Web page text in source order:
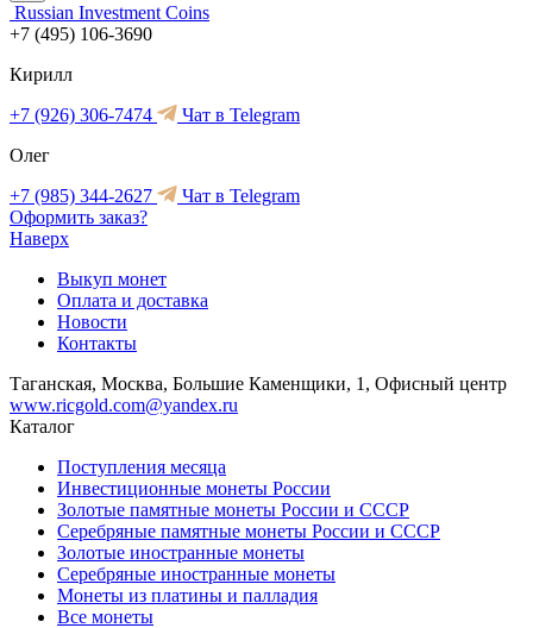
Russian Investment Coins
+7 (495) 106-3690
Кирилл
+7 (926) 306-7474
Чат в Telegram
Олег
+7 (985) 344-2627
Чат в Telegram
Оформить заказ?
Наверх
Выкуп монет
Оплата и доставка
Новости
Контакты
Таганская, Москва, Большие Каменщики, 1, Офисный центр
www.ricgold.com@yandex.ru
Каталог
Поступления месяца
Инвестиционные монеты России
Золотые памятные монеты России и СССР
Серебряные памятные монеты России и СССР
Золотые иностранные монеты
Серебряные иностранные монеты
Монеты из платины и палладия
Все монеты